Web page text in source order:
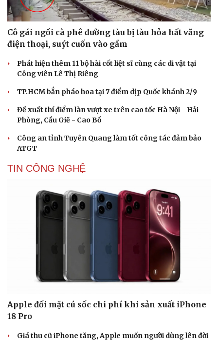
Cải chính
Cô gái ngồi cà phê đường tàu bị tàu hỏa hất văng
điện thoại, suýt cuốn vào gầm
Phát hiện thêm 11 bộ hài cốt liệt sĩ cùng các di vật tại
Công viên Lê Thị Riêng
TP.HCM bắn pháo hoa tại 7 điểm dịp Quốc khánh 2/9
Đề xuất thí điểm làn vượt xe trên cao tốc Hà Nội - Hải
Phòng, Cầu Giẽ - Cao Bồ
Công an tỉnh Tuyên Quang làm tốt công tác đảm bảo
ATGT
TIN CÔNG NGHỆ
Apple đối mặt cú sốc chi phí khi sản xuất iPhone
18 Pro
Giá thu cũ iPhone tăng, Apple muốn người dùng lên đời